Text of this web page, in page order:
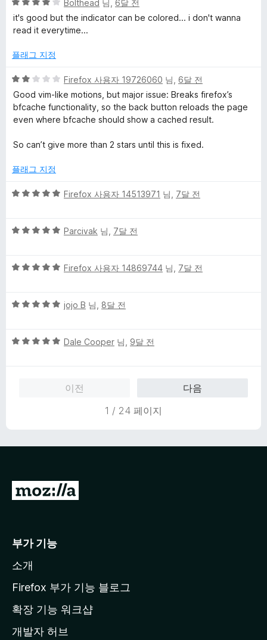
점
점
에
5
5
점
만
에
점
Bolthead 님, 6달 전
it's good but the indicator can be colored... i don't wanna
read it everytime...
플래그 지정
5
점
만
점
2
Firefox 사용자 19726060 님, 6달 전
Good vim-like motions, but major issue: Breaks firefox’s
bfcache functionality, so the back button reloads the page
even where bfcache should show a cached result.
So can’t give more than 2 stars until this is fixed.
플래그 지정
5
점
점
Firefox 사용자 14513971 님, 7달 전
5
점
점
Parcivak 님, 7달 전
5
점
점
Firefox 사용자 14869744 님, 7달 전
5
점
jojo B 님, 8달 전
5
Dale Cooper 님, 9달 전
이전
다음
1 / 24 페이지
M
l
a
페
이
부가 기능
소개
Firefox 부가 기능 블로그
확장 기능 워크샵
개발자 허브